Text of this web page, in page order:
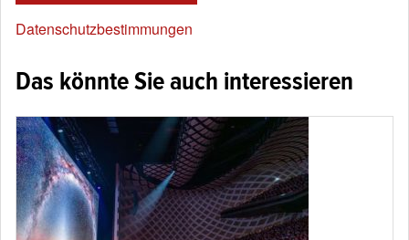
Datenschutzbestimmungen
Das könnte Sie auch interessieren